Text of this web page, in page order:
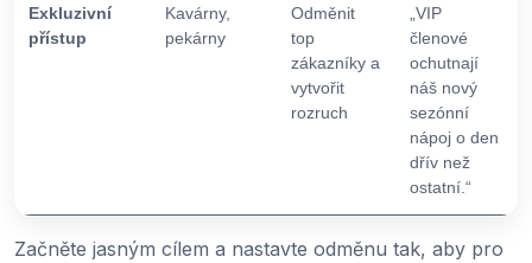
Exkluzivní
přístup
Kavárny,
pekárny
Odměnit
top
zákazníky a
vytvořit
rozruch
„VIP
členové
ochutnají
náš nový
sezónní
nápoj o den
dřív než
ostatní.“
Začněte jasným cílem a nastavte odměnu tak, aby pro